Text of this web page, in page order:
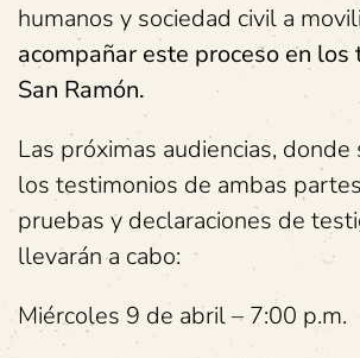
humanos y sociedad civil a
acompañar este proceso en
San Ramón.
Las próximas audiencias, donde
los testimonios de ambas
pruebas y declaraciones de
llevarán a cabo:
Miércoles 9 de abril – 7:00 p.m.